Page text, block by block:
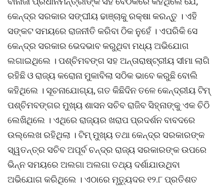
କେନ୍ଦ୍ର ସରକାର ସଙ୍ଘୀୟ ଢାଞ୍ଚାକୁ ରକ୍ଷା କରନ୍ତୁ । ଏହି
ସଙ୍କଟ ସମୟରେ ରାଜନୀତି କରିବା ଠିକ ନୁହେଁ । ଏପରିକି ସେ
କେନ୍ଦ୍ର ସରକାର ଭେଦଭାବ କରୁଥିବା ମଧ୍ୟ ଅଭିଯୋଗ
ଲଗାଇଥିଲେ । ପଶ୍ଚିମବଙ୍ଗ ସହ ଅନ୍ତାରାଷ୍ଟ୍ରୀୟ ସୀମା ଲାଗି
ରହିଛି ଓ ରାଜ୍ୟ କରୋନା ମୁକାବିଲା ସଠିକ ଭାବେ କରୁଛି ବୋଲି
କହିଥିଲେ । ସୂଚନାଯୋଗ୍ୟ, ଗତ କିଛିଦିନ ତଳେ କେନ୍ଦ୍ରୀୟ ଟିମ୍
ପଶ୍ଚିମବଙ୍ଗର ମୁଖ୍ୟ ଶାସନ ସଚିବ ରାଜିବ ସିହ୍ନାଙ୍କୁ ଏକ ଚିଠି
ଲେଖିଥିଲେ । ଏଥିରେ ରାଜ୍ୟର ଖରାପ ପ୍ରଦର୍ଶନ ବାବଦରେ
ଉଲ୍ଲେଖ ରହିଥିଲା । ଟିମ୍ ମୁଖ୍ୟ ତଥା କେନ୍ଦ୍ର ସରକାରଙ୍କ
ସ୍ୱତନ୍ତ୍ର ସଚିବ ଅପୂର୍ବ ଚନ୍ଦ୍ର ରାଜ୍ୟ ସରକାରଙ୍କ ଉପରେ
ଭିନ୍ନ ସମୟରେ ଅଲଗା ଅଲଗା ତଥ୍ୟ ଦର୍ଶାଯାଉଥିବା
ଅଭିଯୋଗ କରିଥିଲେ । ଏଠାରେ ମୃତ୍ୟୁଦର ୧୨.୮ ପ୍ରତିଶତ